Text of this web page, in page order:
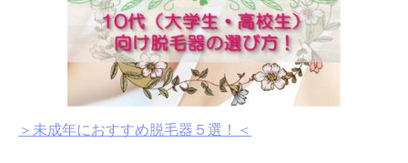
＞未成年におすすめ脱毛器５選！＜